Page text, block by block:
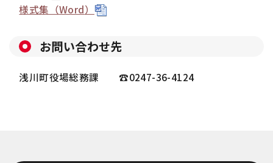
様式集（Word）
お問い合わせ先
浅川町役場総務課 ☎0247-36-4124